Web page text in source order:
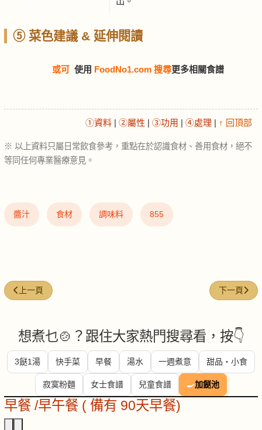
⑤ 菜色建議 & 延伸閱讀
或可 使用 FoodNo1.com 搜尋更多相關食譜
①資料 | ②屬性 | ③功用 | ④處理 | ↑ 回頂部
※ 以上資料只屬日常飲食參考，重點在於認識食材、善用食材，絕不
等同任何專業醫療意見。
醬汁 食材 調味料 855
上一篇文章: 豬腩肉 (Pork belly)
上一頁 下一篇文
下一頁
想煮乜🍲？跟住大家熱門搜尋看，按👇
3餸1湯 快手菜 早餐 湯水 一週煮意 甜品・小食
寂寞粉麵 女士食譜 兒童食譜 🍳加餸池
早餐 /早午餐 ( 備有 90天早餐)